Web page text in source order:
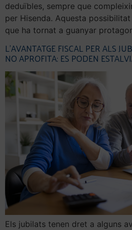
deduïbles, sempre que
per Hisenda. Aquesta
que ha tornat a guanyar
L’AVANTATGE FISCAL PER ALS
NO APROFITA: ES PODEN
Els jubilats tenen dret a alguns